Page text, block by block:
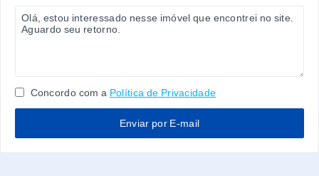
Concordo com a Política de Privacidade
Enviar por E-mail